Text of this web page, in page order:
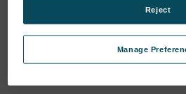
SKU : 681.10063
Connectez-vous pour
connaître les tarifs
Manage
Reject